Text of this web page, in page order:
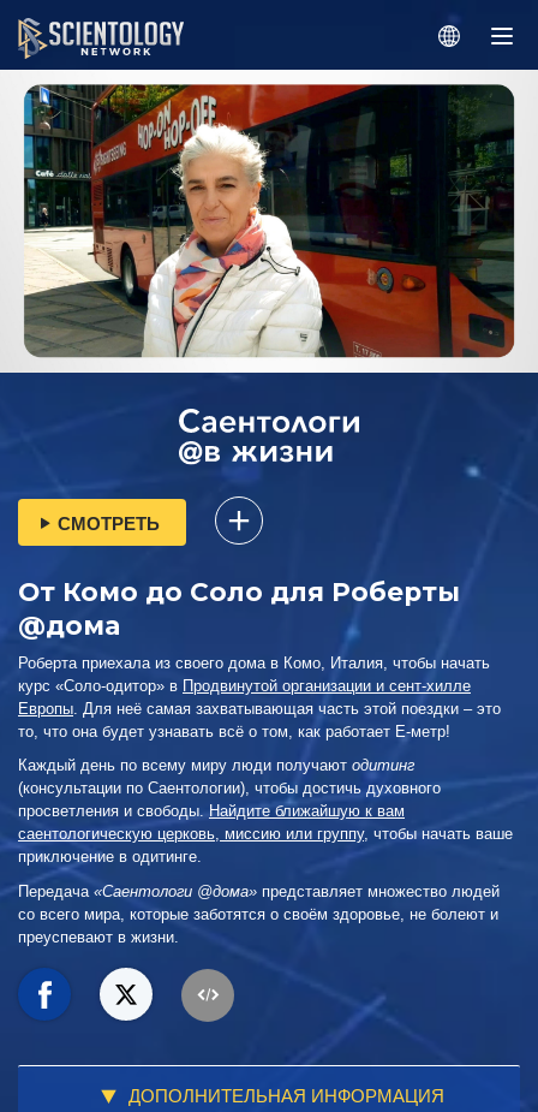
СМОТРЕТЬ
От Комо до Соло для Роберты
@дома
Роберта приехала из своего дома в Комо, Италия, чтобы начать
курс «Соло-одитор» в Продвинутой организации и сент-хилле
Европы . Для неё самая захватывающая часть этой поездки – это
то, что она будет узнавать всё о том, как работает Е-метр!
Каждый день по всему миру люди получают одитинг
(консультации по Саентологии), чтобы достичь духовного
просветления и свободы. Найдите ближайшую к вам
саентологическую церковь, миссию или группу, чтобы начать ваше
приключение в одитинге.
Передача «Саентологи @дома» представляет множество людей
со всего мира, которые заботятся о своём здоровье, не болеют и
преуспевают в жизни.
ДОПОЛНИТЕЛЬНАЯ ИНФОРМАЦИЯ